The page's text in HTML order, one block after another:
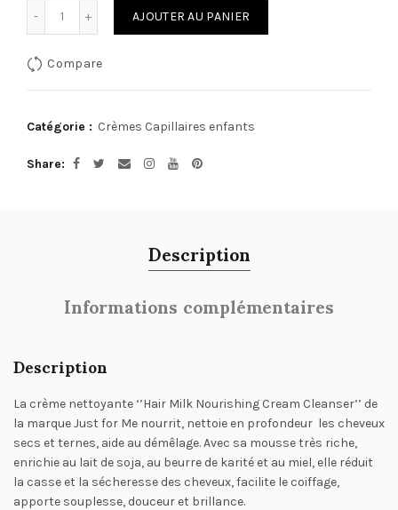
AJOUTER AU PANIER
Compare
Catégorie : Crèmes Capillaires enfants
Share
Description
Informations complémentaires
Description
La crème nettoyante ‘’Hair Milk Nourishing Cream Cleanser’’ de
la marque Just for Me nourrit, nettoie en profondeur les cheveux
secs et ternes, aide au démêlage. Avec sa mousse très riche,
enrichie au lait de soja, au beurre de karité et au miel, elle réduit
la casse et la sécheresse des cheveux, facilite le coiffage,
apporte souplesse, douceur et brillance.